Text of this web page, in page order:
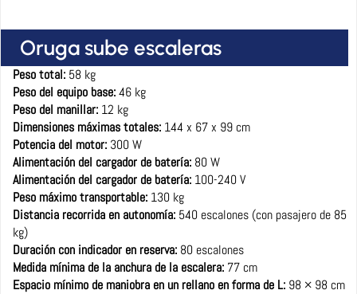
Oruga sube escaleras
Peso total: 58 kg
Peso del equipo base:46 kg
Peso del manillar: 12 kg
Dimensiones máximas totales: 144 x 67 x 99 cm
Potencia del motor: 300 W
Alimentación del cargador de batería: 80 W
Alimentación del cargador de batería: 100-240 V
Peso máximo transportable: 130 kg
Distancia recorrida en autonomía: 540 escalones (con pasajero de 85
kg)
Duración con indicador en reserva: 80 escalones
Medida mínima de la anchura de la escalera: 77 cm
Espacio mínimo de maniobra en un rellano en forma de L: 98 × 98 cm